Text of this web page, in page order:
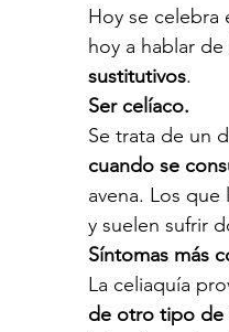
Belleza y cuidado personal
Hoy se
hoy a hablar de
sustitutivos.
Ser celíaco.
Se trata de un
cuando se
avena. Los
y suelen sufrir
Síntomas más
La celiaquía
de otro tipo de